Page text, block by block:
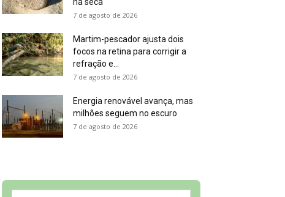
7 de agosto de 2026
Martim-pescador ajusta dois
focos na retina para corrigir a
refração e...
7 de agosto de 2026
Energia renovável avança, mas
milhões seguem no escuro
7 de agosto de 2026